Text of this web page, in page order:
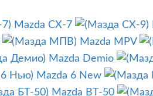
Mazda CX-7
Mazda MPV
Mazda Demio
Mazda 6 New
Mazda BT-50